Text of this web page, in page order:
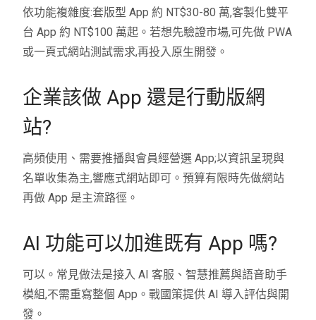
依功能複雜度:套版型 App 約 NT$30-80 萬,客製化雙平
台 App 約 NT$100 萬起。若想先驗證市場,可先做 PWA
或一頁式網站測試需求,再投入原生開發。
企業該做 App 還是行動版網
站?
高頻使用、需要推播與會員經營選 App;以資訊呈現與
名單收集為主,響應式網站即可。預算有限時先做網站
再做 App 是主流路徑。
AI 功能可以加進既有 App 嗎?
可以。常見做法是接入 AI 客服、智慧推薦與語音助手
模組,不需重寫整個 App。戰國策提供 AI 導入評估與開
發。